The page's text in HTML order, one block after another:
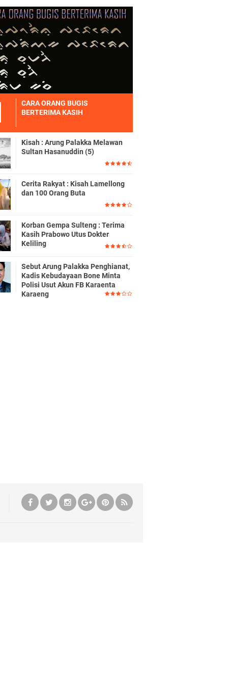
CARA ORANG BUGIS
BERTERIMA KASIH
Kisah : Arung Palakka Melawan
Sultan Hasanuddin (5)
Cerita Rakyat : Kisah Lamellong
dan 100 Orang Buta
Korban Gempa Sulteng : Terima
Kasih Prabowo Utus Dokter
Keliling
Sebut Arung Palakka Penghianat,
Kadis Kebudayaan Bone Minta
Polisi Usut Akun FB Karaenta
Karaeng